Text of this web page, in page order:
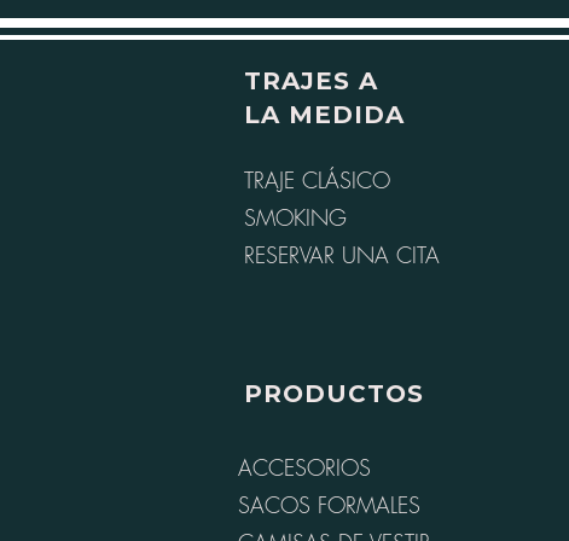
TRAJES A
LA MEDIDA
TRAJE CLÁSICO
SMOKING
RESERVAR UNA CITA
PRODUCTOS
ACCESORIOS
SACOS FORMALES